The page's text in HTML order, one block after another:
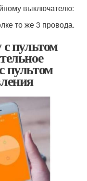
выключателю:
то же 3 провода.
пультом
пультом